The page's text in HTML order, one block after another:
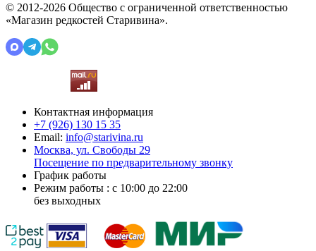
© 2012-2026 Общество с ограниченной ответственностью
«Магазин редкостей Старивина».
Контактная информация
+7 (926) 130 15 35
Email: info@starivina.ru
Москва, ул. Свободы 29
Посещение по предварительному звонку
График работы
Режим работы : с 10:00 до 22:00
без выходных